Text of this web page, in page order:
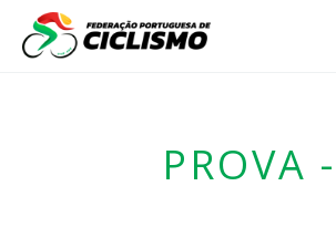
Close
PROVA -